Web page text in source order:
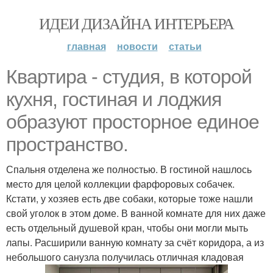
ИДЕИ ДИЗАЙНА ИНТЕРЬЕРА
главная новости статьи
Квартира - студия, в которой
кухня, гостиная и лоджия
образуют просторное единое
пространство.
Спальня отделена же полностью. В гостиной нашлось
место для целой коллекции фарфоровых собачек.
Кстати, у хозяев есть две собаки, которые тоже нашли
свой уголок в этом доме. В ванной комнате для них даже
есть отдельный душевой кран, чтобы они могли мыть
лапы. Расширили ванную комнату за счёт коридора, а из
небольшого санузла получилась отличная кладовая